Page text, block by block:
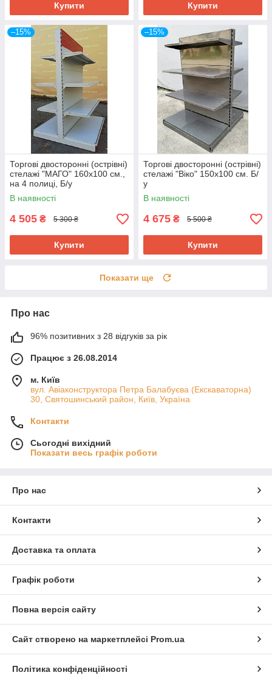
Купити Купити
–15%
Торгові двосторонні (острівні)
стелажі "МАГО" 160х100 см.,
на 4 полиці, Б/у
В наявності
4 505 ₴ 5 300 ₴
Купити
–15%
Торгові двосторонні (острівні)
стелажі "Віко" 150х100 см. Б/
у
В наявності
4 675 ₴ 5 500 ₴
Купити
Показати ще
Про нас
96% позитивних з 28 відгуків за рік
Працює з 26.08.2014
м. Київ
вул. Авіаконструктора Петра Балабуєва (Екскаваторна)
30, Святошинський район, Київ, Україна
Контакти
Сьогодні вихідний
Показати весь графік роботи
Про нас
Контакти
Доставка та оплата
Графік роботи
Повна версія сайту
Сайт створено на маркетплейсі Prom.ua
Політика конфіденційності